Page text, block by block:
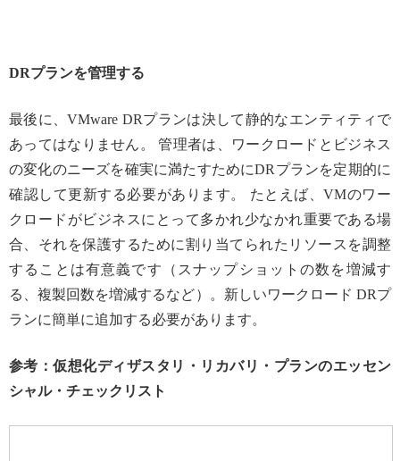
DRプランを管理する
最後に、VMware DRプランは決して静的なエンティティで
あってはなりません。 管理者は、ワークロードとビジネス
の変化のニーズを確実に満たすためにDRプランを定期的に
確認して更新する必要があります。 たとえば、VMのワー
クロードがビジネスにとって多かれ少なかれ重要である場
合、それを保護するために割り当てられたリソースを調整
することは有意義です（スナップショットの数を増減す
る、複製回数を増減するなど）。新しいワークロード DRプ
ランに簡単に追加する必要があります。
参考：仮想化ディザスタリ・リカバリ・プランのエッセン
シャル・チェックリスト